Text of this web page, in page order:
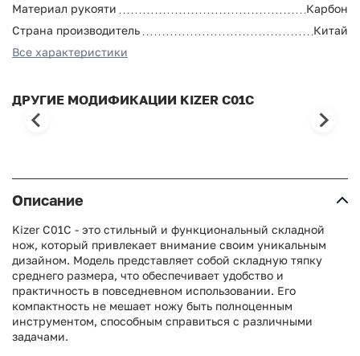
Материал рукояти
Карбон
Страна производитель
Китай
Все характеристики
ДРУГИЕ МОДИФИКАЦИИ KIZER C01C
Описание
Kizer C01C - это стильный и функциональный складной
нож, который привлекает внимание своим уникальным
дизайном. Модель представляет собой складную тяпку
среднего размера, что обеспечивает удобство и
практичность в повседневном использовании. Его
компактность не мешает ножу быть полноценным
инструментом, способным справиться с различными
задачами.